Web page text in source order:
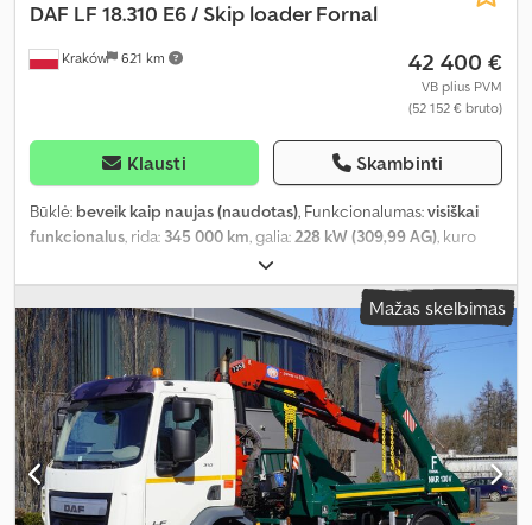
Kraków 621 km
DAF LF 18.310 E6 / Skip loader Fornal
42 400 €
VB plius PVM
(52 152 € bruto)
Klausti Skambinti
Būklė: beveik kaip naujas (naudotas), Funkcionalumas:visiškai
funkcionalus, rida: 345 000 km, galia:228 kW (309,99 AG), kuro
9 975 kg
8 025 kg, bendras svoris:18 000 kg, ašių konfigūracija:4x2, ratų
bazė:4 250 mm, kuras:dyzelinas, vairuotojo kabina:dieninė
kabina , pavaros tipas: mechaninis, emisijos klasė: Euro 6
plienas-oras, Gamybos metai:2015, Įranga:diferencialo užraktas,
kranas, priekabos jungtis,
Mažas skelbimas